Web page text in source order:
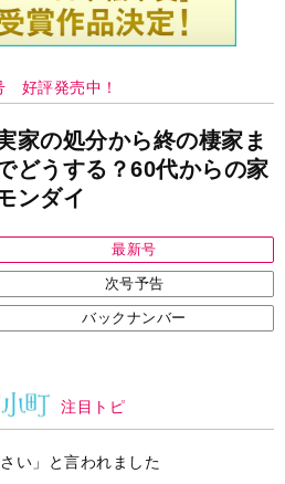
好評発売中！
家の処分から終の棲家ま
どうする？60代からの家
ンダイ
最新号
次号予告
バックナンバー
注目トピ
い」と言われました